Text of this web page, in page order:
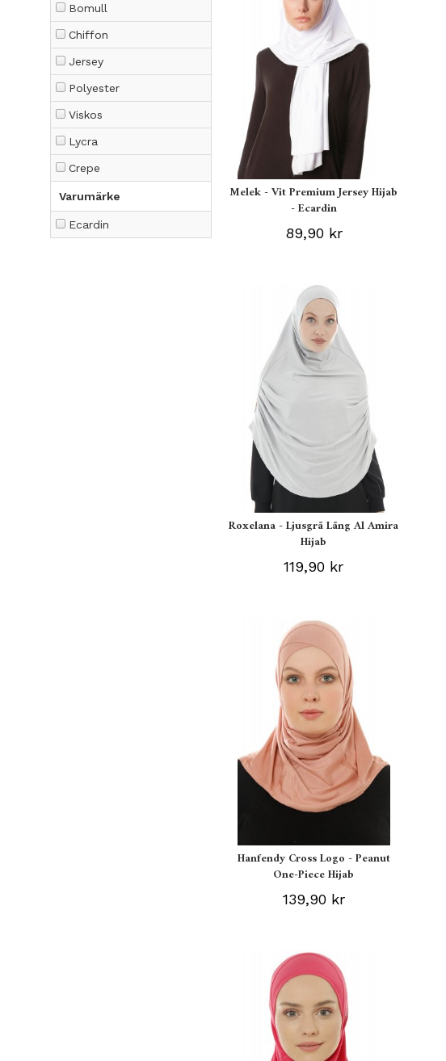
Bomull
Chiffon
Jersey
Polyester
Viskos
Lycra
Crepe
Varumärke
Ecardin
Melek - Vit Premium Jersey Hijab
- Ecardin
89,90 kr
Roxelana - Ljusgrå Lång Al Amira
Hijab
119,90 kr
Hanfendy Cross Logo - Peanut
One-Piece Hijab
139,90 kr